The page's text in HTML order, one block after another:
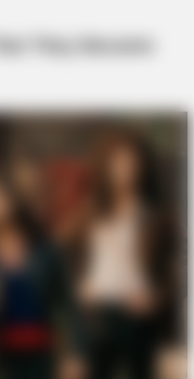
Than A $200 Pedicure